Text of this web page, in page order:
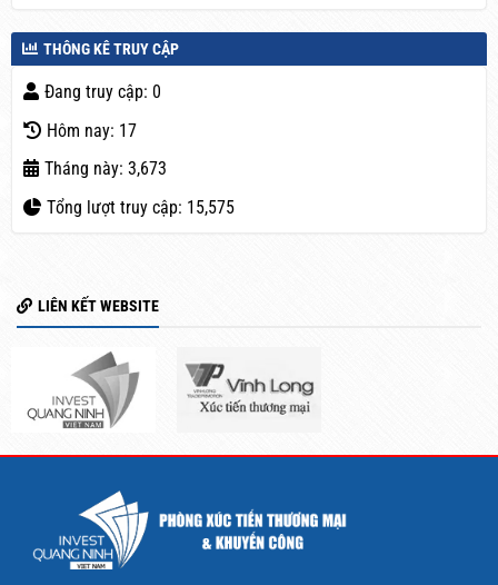
THÔNG KÊ TRUY CẬP
Đang truy cập: 0
Hôm nay: 17
Tháng này: 3,673
Tổng lượt truy cập: 15,575
LIÊN KẾT WEBSITE